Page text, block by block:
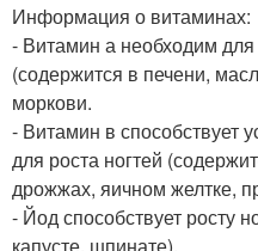
Информация о витаминах:
- Витамин а необходим для
(содержится в печени,
моркови.
- Витамин в способствует
для роста ногтей
дрожжах, яичном желтке,
- Йод способствует росту
капусте, шпинате).